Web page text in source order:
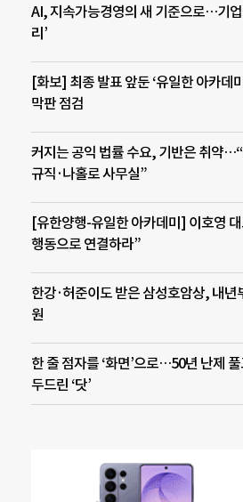
AI, 지속가능경영의 새 기준으로…기업
리’
[화보] 최종 발표 앞둔 ‘유일한 아카데
막판 점검
커지는 공익 법률 수요, 기반은 취약
규직·나홀로 사무실”
[유한양행-유일한 아카데미] 이호영
행동으로 연결하라”
한강·허준이도 받은 삼성호암상, 내년
원
한 줄 점자를 ‘화면’으로…50년 난제
두드린 ‘닷’